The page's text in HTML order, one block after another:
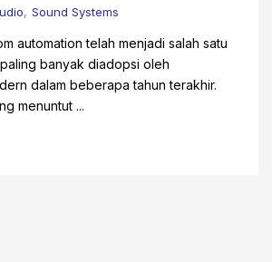
, Sound Systems
automation telah menjadi salah satu
banyak diadopsi oleh
dalam beberapa tahun terakhir.
menuntut ...